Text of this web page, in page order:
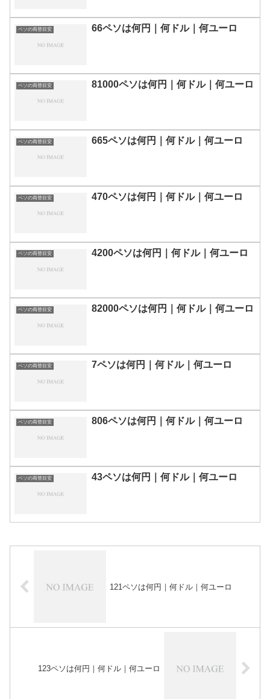
ペソの両替目安 66ペソは何円｜何ドル｜何ユーロ
ペソの両替目安 81000ペソは何円｜何ドル｜何ユーロ
ペソの両替目安 665ペソは何円｜何ドル｜何ユーロ
ペソの両替目安 470ペソは何円｜何ドル｜何ユーロ
ペソの両替目安 4200ペソは何円｜何ドル｜何ユーロ
ペソの両替目安 82000ペソは何円｜何ドル｜何ユーロ
ペソの両替目安 7ペソは何円｜何ドル｜何ユーロ
ペソの両替目安 806ペソは何円｜何ドル｜何ユーロ
ペソの両替目安 43ペソは何円｜何ドル｜何ユーロ
121ペソは何円｜何ドル｜何ユーロ
123ペソは何円｜何ドル｜何ユーロ